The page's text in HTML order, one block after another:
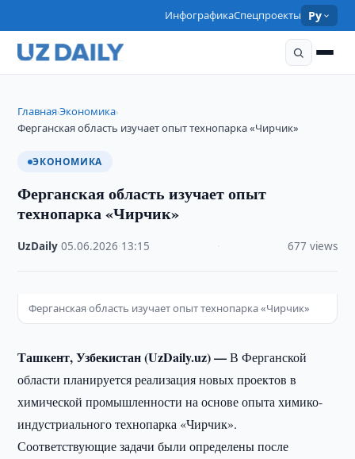
ИнфографикаСпецпроекты Ру
Главная›Экономика›
Ферганская область изучает опыт технопарка «Чирчик»
ЭКОНОМИКА
Ферганская область изучает опыт
технопарка «Чирчик»
UzDaily ·05.06.2026 13:15 677 views
Ферганская область изучает опыт технопарка «Чирчик»
Ташкент, Узбекистан (UzDaily.uz) —В Ферганской
области планируется реализация новых проектов в
химической промышленности на основе опыта химико-
индустриального технопарка «Чирчик».
Соответствующие задачи были определены после